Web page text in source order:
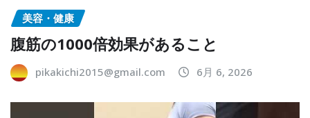
美容・健康
腹筋の1000倍効果があること
pikakichi2015@gmail.com 6月 6, 2026